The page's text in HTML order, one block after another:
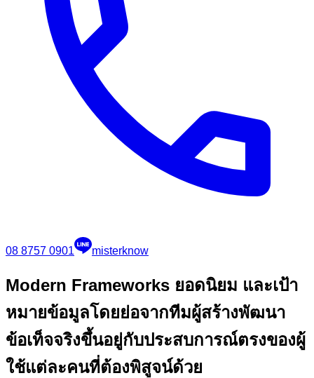
08 8757 0901 misterknow
Modern Frameworks ยอดนิยม และเป้า
หมายข้อมูลโดยย่อจากทีมผู้สร้างพัฒนา
ข้อเท็จจริงขึ้นอยู่กับประสบการณ์ตรงของผู้
ใช้แต่ละคนที่ต้องพิสูจน์ด้วย